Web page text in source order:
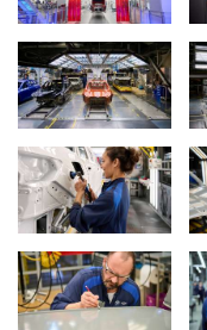
Armin Ebner, Leiter des
automatisiert fahrenden
Над 150 000
Над 150 000 от
Регенсбург, са били
електрически или
автомобила BMW X1
X2 се падат над 90
Германия са
половината от
автомобили са